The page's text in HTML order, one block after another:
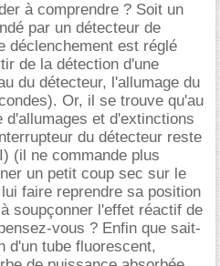
à comprendre ? Soit un
par un détecteur de
déclenchement est réglé
de la détection d'une
du détecteur, l'allumage du
Or, il se trouve qu'au
d'allumages et d'extinctions
du détecteur reste
(il ne commande plus
un petit coup sec sur le
faire reprendre sa position
soupçonner l'effet réactif de
vous ? Enfin que sait-
d'un tube fluorescent,